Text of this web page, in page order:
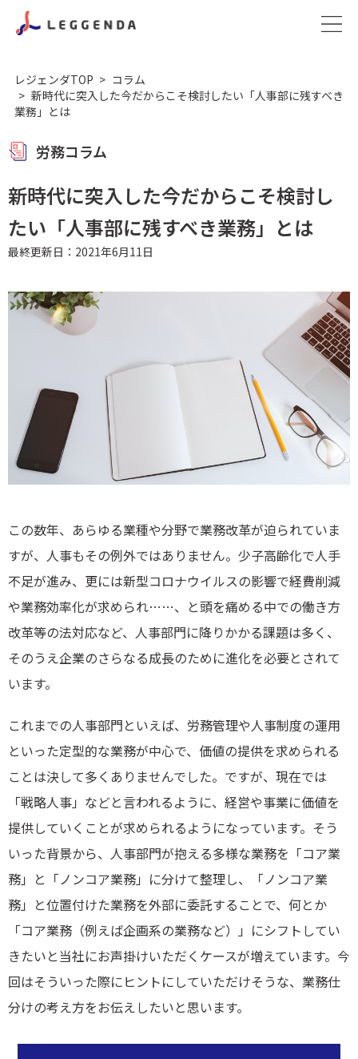
レジェンダTOP
コラム
新時代に突入した今だからこそ検討したい「人事部に残すべき
業務」とは
労務コラム
新時代に突入した今だからこそ検討し
たい「人事部に残すべき業務」とは
最終更新日：2021年6月11日
この数年、あらゆる業種や分野で業務改革が迫られていま
すが、人事もその例外ではありません。少子高齢化で人手
不足が進み、更には新型コロナウイルスの影響で経費削減
や業務効率化が求められ……、と頭を痛める中での働き方
改革等の法対応など、人事部門に降りかかる課題は多く、
そのうえ企業のさらなる成長のために進化を必要とされて
います。
これまでの人事部門といえば、労務管理や人事制度の運用
といった定型的な業務が中心で、価値の提供を求められる
ことは決して多くありませんでした。ですが、現在では
「戦略人事」などと言われるように、経営や事業に価値を
提供していくことが求められるようになっています。そう
いった背景から、人事部門が抱える多様な業務を「コア業
務」と「ノンコア業務」に分けて整理し、「ノンコア業
務」と位置付けた業務を外部に委託することで、何とか
「コア業務（例えば企画系の業務など）」にシフトしてい
きたいと当社にお声掛けいただくケースが増えています。今
回はそういった際にヒントにしていただけそうな、業務仕
分けの考え方をお伝えしたいと思います。